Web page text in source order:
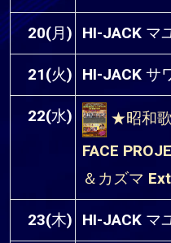
20(月) HI-JACK マ
21(火) HI-JACK サ
22(水)
★昭和
FACE
＆カズマ
23(木) HI-JACK マ